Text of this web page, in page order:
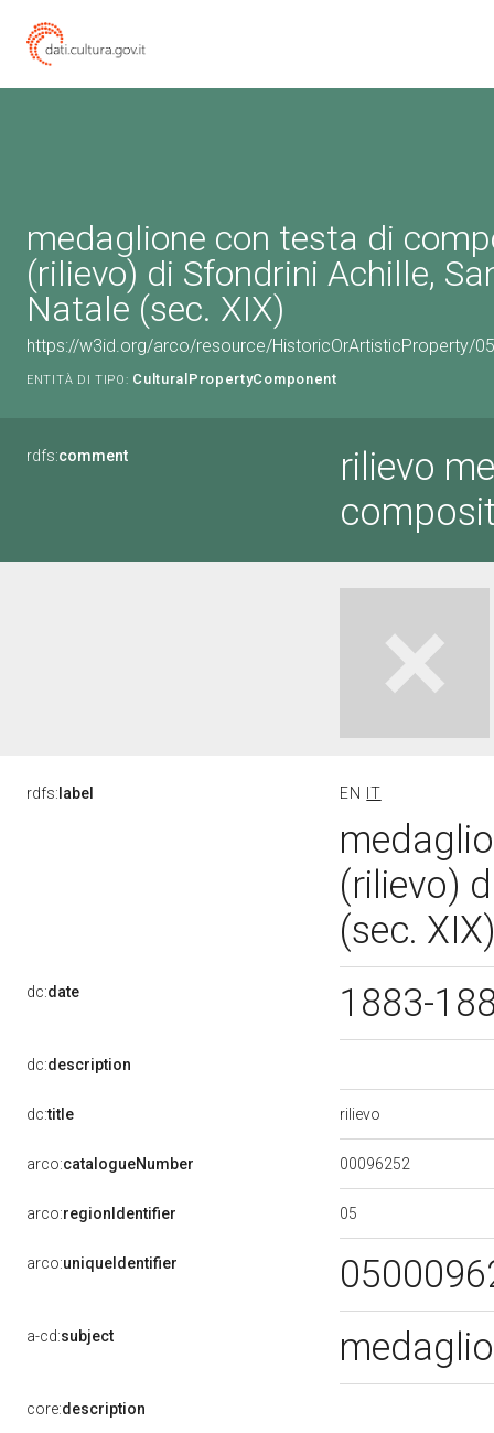
medaglione con testa di
(rilievo) di Sfondrini Achille,
Natale (sec. XIX)
https://w3id.org/arco/resource/HistoricOrArtisticProperty/
ENTITÀ DI TIPO: CulturalPropertyComponent
rdfs:comment
rilievo
rdfs: label EN IT
(rilievo)
(sec.
dc:date 1883-
dc:description
dc:title rilievo
arco:catalogueNumber 00096252
arco:regionIdentifier 05
arco:uniqueIdentifier
a-cd:subject
core:description